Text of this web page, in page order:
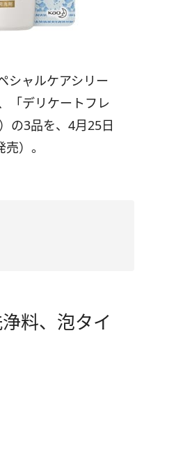
シャルケアシリー
「デリケートフレ
の3品を、4月25日
）。
料、泡タイ